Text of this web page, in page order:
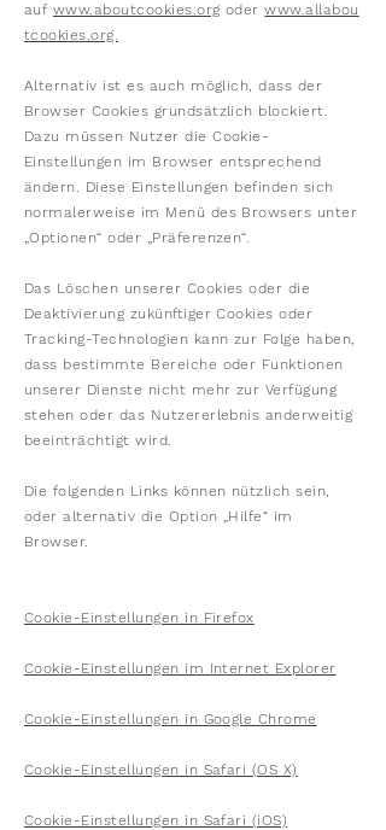
auf www.aboutcookies.org oderwww.allabou
tcookies.org.
Alternativ ist es auch möglich, dass der
Browser Cookies grundsätzlich blockiert.
Dazu müssen Nutzer die Cookie-
Einstellungen im Browser entsprechend
ändern. Diese Einstellungen befinden sich
normalerweise im Menü des Browsers unter
„Optionen“ oder „Präferenzen“.
Das Löschen unserer Cookies oder die
Deaktivierung zukünftiger Cookies oder
Tracking-Technologien kann zur Folge haben,
dass bestimmte Bereiche oder Funktionen
unserer Dienste nicht mehr zur Verfügung
stehen oder das Nutzererlebnis anderweitig
beeinträchtigt wird.
Die folgenden Links können nützlich sein,
oder alternativ die Option „Hilfe“ im
Browser.
Cookie-Einstellungen in Firefox
Cookie-Einstellungen im Internet Explorer
Cookie-Einstellungen in Google Chrome
Cookie-Einstellungen in Safari (OS X)
Cookie-Einstellungen in Safari (iOS)